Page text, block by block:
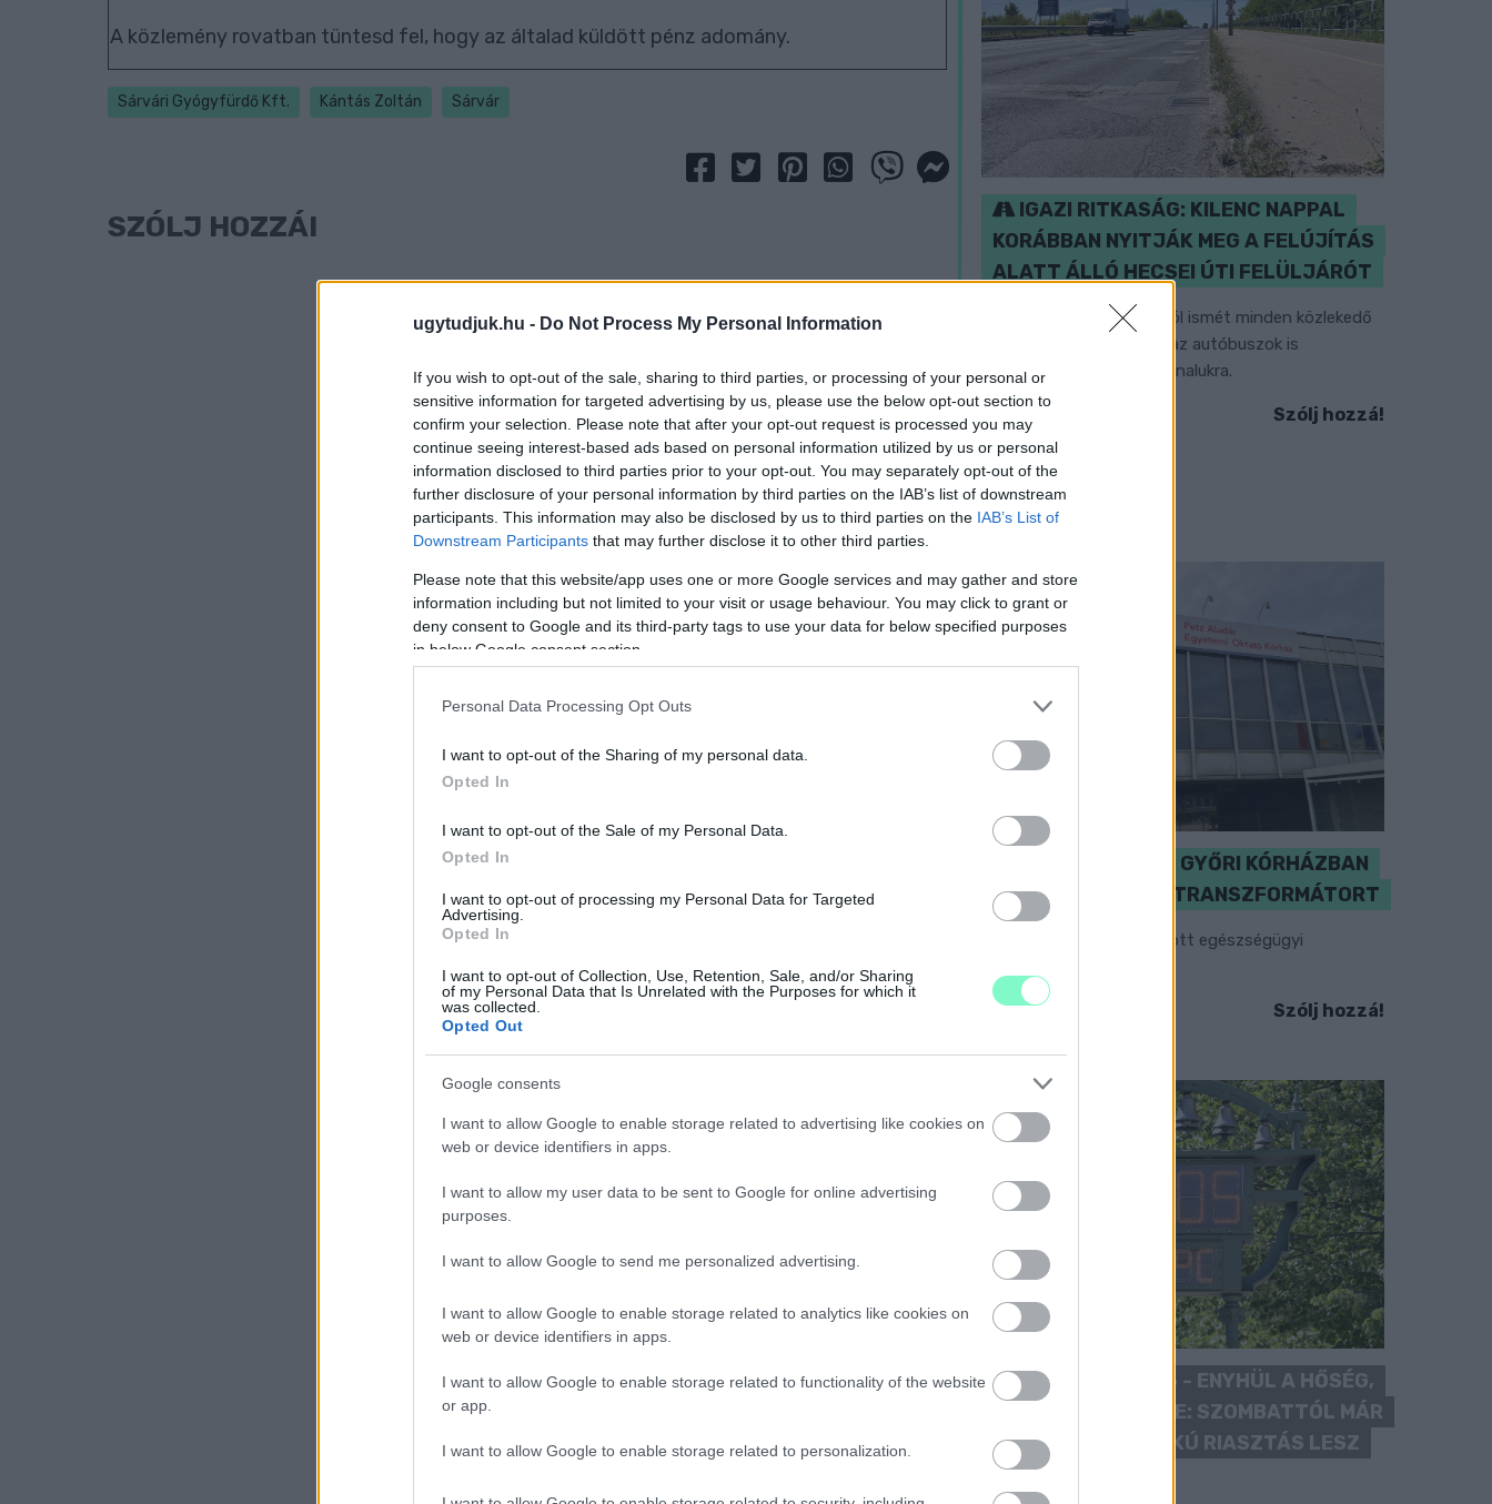
ugytudjuk.hu - Do Not Process My Personal Information
If you wish to opt-out of the sale, sharing to third parties, or processing of your personal or
sensitive information for targeted advertising by us, please use the below opt-out section to
confirm your selection. Please note that after your opt-out request is processed you may
continue seeing interest-based ads based on personal information utilized by us or personal
information disclosed to third parties prior to your opt-out. You may separately opt-out of the
further disclosure of your personal information by third parties on the IAB’s list of downstream
participants. This information may also be disclosed by us to third parties on the IAB’s List of
Downstream Participants that may further disclose it to other third parties.
Please note that this website/app uses one or more Google services and may gather and store
information including but not limited to your visit or usage behaviour. You may click to grant or
deny consent to Google and its third-party tags to use your data for below specified purposes
in below Google consent section.
Personal Data Processing Opt Outs
I want to opt-out of the Sharing of my personal data.
Opted In
I want to opt-out of the Sale of my Personal Data.
Opted In
I want to opt-out of processing my Personal Data for Targeted
Advertising.
Opted In
I want to opt-out of Collection, Use, Retention, Sale, and/or Sharing
of my Personal Data that Is Unrelated with the Purposes for which it
was collected.
Opted Out
Google consents
I want to allow Google to enable storage related to advertising like cookies on
web or device identifiers in apps.
I want to allow my user data to be sent to Google for online advertising
purposes.
I want to allow Google to send me personalized advertising.
I want to allow Google to enable storage related to analytics like cookies on
web or device identifiers in apps.
I want to allow Google to enable storage related to functionality of the website
or app.
I want to allow Google to enable storage related to personalization.
A közlemény rovatban tüntesd fel, hogy az általad küldött pénz adomány.
Sárvári Gyógyfürdő Kft. Kántás Zoltán Sárvár
SZÓLJ HOZZÁ!
IGAZI RITKASÁG: KILENC NAPPAL
KORÁBBAN NYITJÁK MEG A FELÚJÍTÁS
ALATT ÁLLÓ HECSEI ÚTI FELÜLJÁRÓT
Hétfőn hajnali négy órától ismét minden közlekedő
használhatja az átkelőt, az autóbuszok is
visszatérnek eredeti útvonalukra.
Szólj hozzá!
KICSERÉLTÉK A GYŐRI KÓRHÁZBAN
MEGHIBÁSODOTT TRANSZFORMÁTORT
Megkezdték az elhalasztott egészségügyi
Szólj hozzá!
KÁNIKULA 2026 - ENYHÜL A HŐSÉG,
DE MÉG NINCS VÉGE: SZOMBATTÓL MÁR
“CSAK” MÁSODFOKÚ RIASZTÁS LESZ
ÉRVÉNYBEN